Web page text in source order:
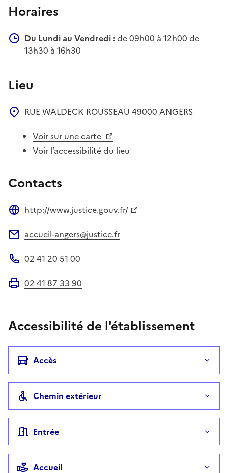
Horaires
Du Lundi au Vendredi :de 09h00 à 12h00 de
13h30 à 16h30
Lieu
RUE WALDECK ROUSSEAU 49000 ANGERS
Voir sur une carte
Voir l’accessibilité du lieu
Contacts
http://www.justice.gouv.fr/
accueil-angers@justice.fr
02 41 20 51 00
02 41 87 33 90
Accessibilité de l'établissement
Accès
Chemin extérieur
Entrée
Accueil